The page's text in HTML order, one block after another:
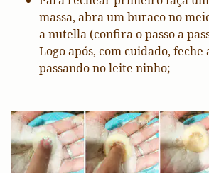
massa, abra um buraco no
a nutella (confira o passo a
Logo após, com cuidado, feche
passando no leite ninho;